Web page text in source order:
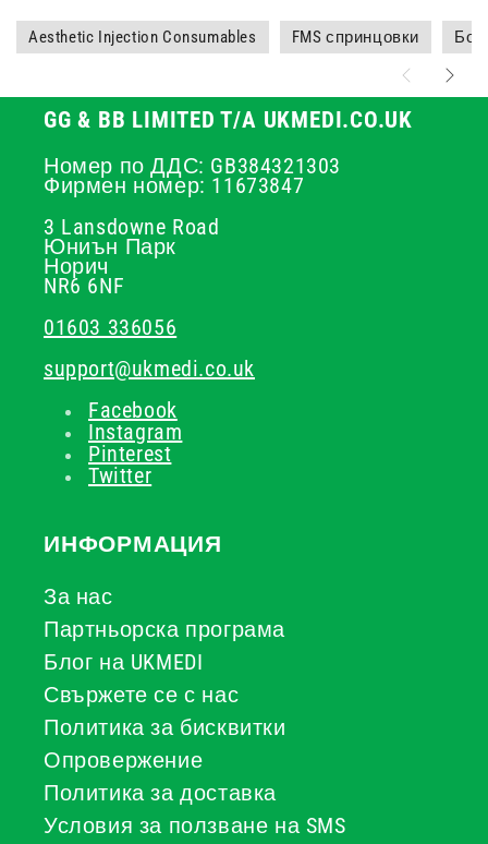
Aesthetic Injection Consumables FMS спринцовки
GG & BB LIMITED T/A UKMEDI.CO.UK
Номер по ДДС: GB384321303
Фирмен номер: 11673847
3 Lansdowne Road
Юниън Парк
Норич
NR6 6NF
01603 336056
support@ukmedi.co.uk
Facebook
Instagram
Pinterest
Twitter
ИНФОРМАЦИЯ
За нас
Партньорска програма
Блог на UKMEDI
Свържете се с нас
Политика за бисквитки
Опровержение
Политика за доставка
Условия за ползване на SMS